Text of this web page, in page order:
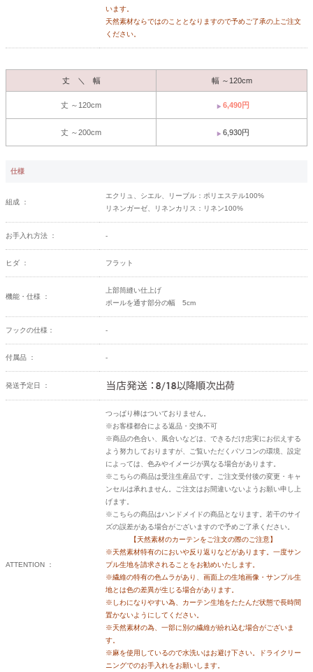
います。
天然素材ならではのこととなりますので予めご了承の上ご注文
ください。
丈 ＼ 幅 幅 ～120cm
丈 ～120cm 6,490円
丈 ～200cm 6,930円
仕様
組成 ：
エクリュ、シエル、リーブル：ポリエステル100%
リネンガーゼ、リネンカリス：リネン100%
お手入れ方法 ： -
ヒダ ： フラット
機能・仕様 ：
上部筒縫い仕上げ
ポールを通す部分の幅 5cm
フックの仕様： -
付属品 ： -
発送予定日 ：
ATTENTION ：
つっぱり棒はついておりません。
※お客様都合による返品・交換不可
※商品の色合い、風合いなどは、できるだけ忠実にお伝えする
よう努力しておりますが、ご覧いただくパソコンの環境、設定
によっては、色みやイメージが異なる場合があります。
※こちらの商品は受注生産品です。ご注文受付後の変更・キャ
ンセルは承れません。ご注文はお間違いないようお願い申し上
げます。
※こちらの商品はハンドメイドの商品となります。若干のサイ
ズの誤差がある場合がございますので予めご了承ください。
【天然素材のカーテンをご注文の際のご注意】
※天然素材特有のにおいや反り返りなどがあります。一度サン
プル生地を請求されることをお勧めいたします。
※繊維の特有の色ムラがあり、画面上の生地画像・サンプル生
地とは色の差異が生じる場合があります。
※しわになりやすい為、カーテン生地をたたんだ状態で長時間
置かないようにしてください。
※天然素材の為、一部に別の繊維が紛れ込む場合がございま
す。
※麻を使用しているので水洗いはお避け下さい。ドライクリー
ニングでのお手入れをお願いします。